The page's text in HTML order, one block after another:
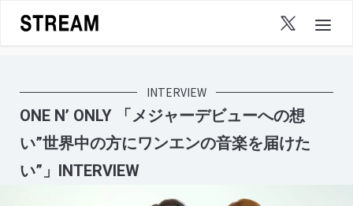
content
INTERVIEW
ONE N’ ONLY 「メジャーデビューへの想
い”世界中の方にワンエンの音楽を届けた
い”」INTERVIEW